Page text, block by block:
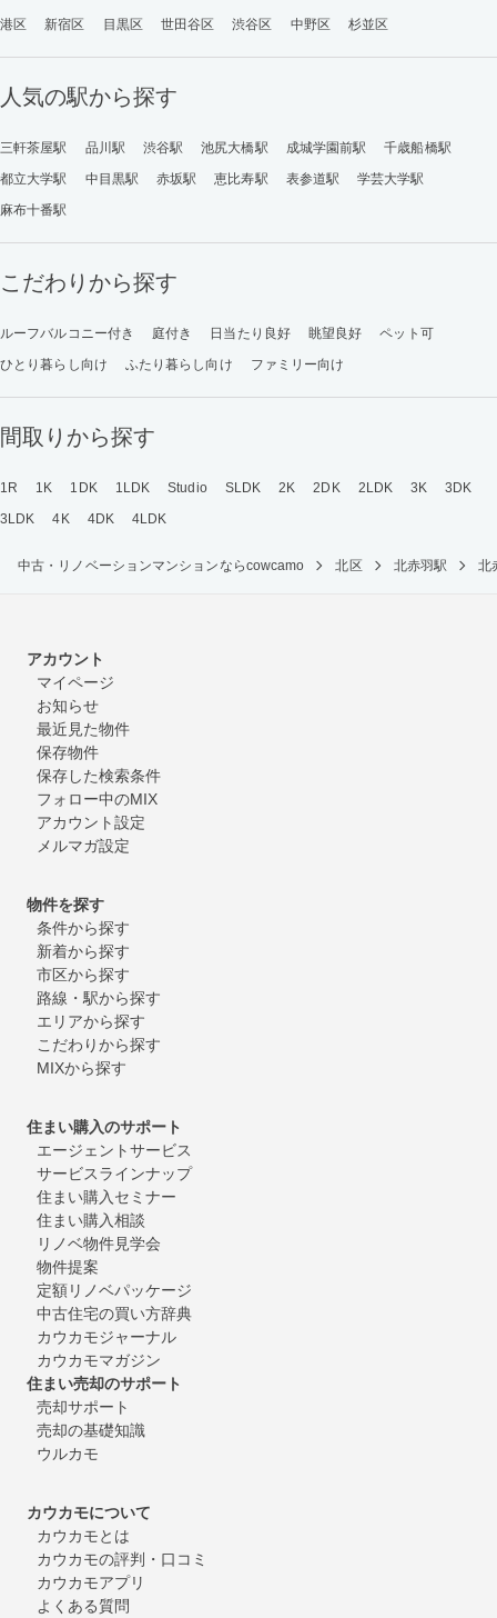
港区 新宿区 目黒区 世田谷区 渋谷区 中野区 杉並区
人気の駅から探す
三軒茶屋駅 品川駅 渋谷駅 池尻大橋駅 成城学園前駅
千歳船橋駅
都立大学駅
中目黒駅 赤坂駅 恵比寿駅 表参道駅
学芸大学駅
麻布十番駅
こだわりから探す
ルーフバルコニー付き 庭付き 日当たり良好 眺望良好
ペット可
ひとり暮らし向け
ふたり暮らし向け ファミリー向け
間取りから探す
1R 1K 1DK 1LDK Studio SLDK 2K 2DK 2LDK 3K
3DK
3LDK
4K 4DK 4LDK
中古・リノベーションマンションならcowcamo 北区 北赤羽駅 北
アカウント
マイページ
お知らせ
最近見た物件
保存物件
保存した検索条件
フォロー中のMIX
アカウント設定
メルマガ設定
物件を探す
条件から探す
新着から探す
市区から探す
路線・駅から探す
エリアから探す
こだわりから探す
MIXから探す
住まい購入のサポート
エージェントサービス
サービスラインナップ
住まい購入セミナー
住まい購入相談
リノベ物件見学会
物件提案
定額リノベパッケージ
中古住宅の買い方辞典
カウカモジャーナル
カウカモマガジン
住まい売却のサポート
売却サポート
売却の基礎知識
ウルカモ
カウカモについて
カウカモとは
カウカモの評判・口コミ
カウカモアプリ
よくある質問